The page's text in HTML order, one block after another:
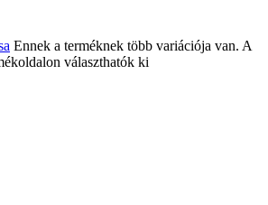
Ennek a terméknek több variációja van. A
választhatók ki